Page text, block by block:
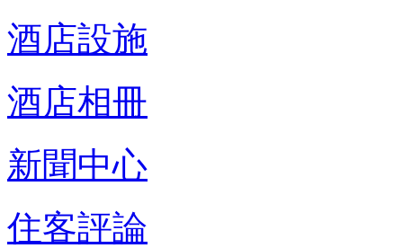
酒店設施
酒店相冊
新聞中心
住客評論